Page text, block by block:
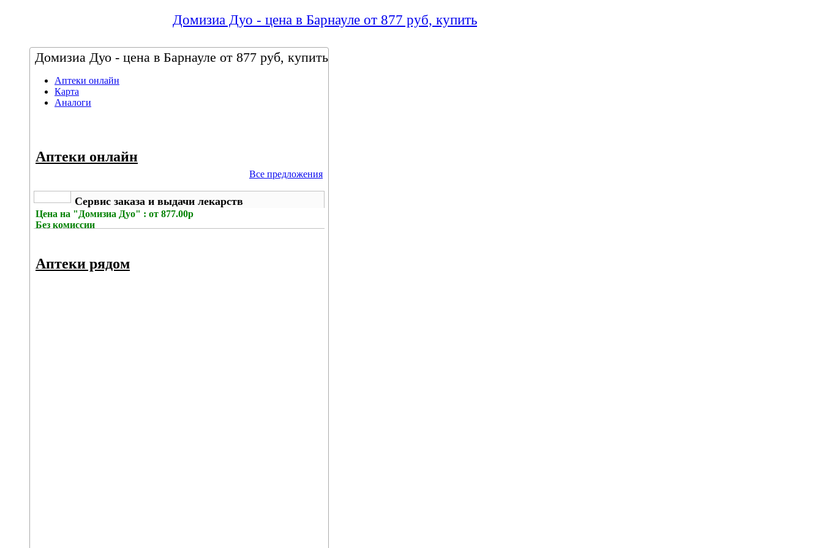
Домизиа Дуо - цена в Барнауле от 877 руб, купить
Домизиа Дуо - цена в Барнауле от 877 руб, купить
Аптеки онлайн
Карта
Аналоги
Аптеки онлайн
Все предложения
Сервис заказа и выдачи лекарств
Цена на "Домизиа Дуо" : от 877.00р
Без комиссии
Аптеки рядом